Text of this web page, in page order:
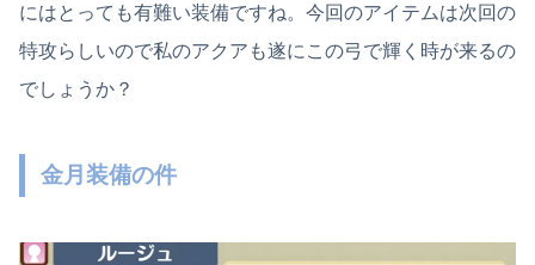
にはとっても有難い装備ですね。今回のアイテムは次回の
特攻らしいので私のアクアも遂にこの弓で輝く時が来るの
でしょうか？
金月装備の件